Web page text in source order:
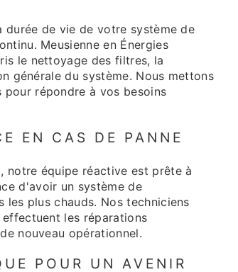
de vie de votre système de
Meusienne en Énergies
le nettoyage des filtres, la
générale du système. Nous mettons
répondre à vos besoins
EN CAS DE PANNE
, notre équipe réactive est prête à
d'avoir un système de
plus chauds. Nos techniciens
les réparations
nouveau opérationnel.
POUR UN AVENIR